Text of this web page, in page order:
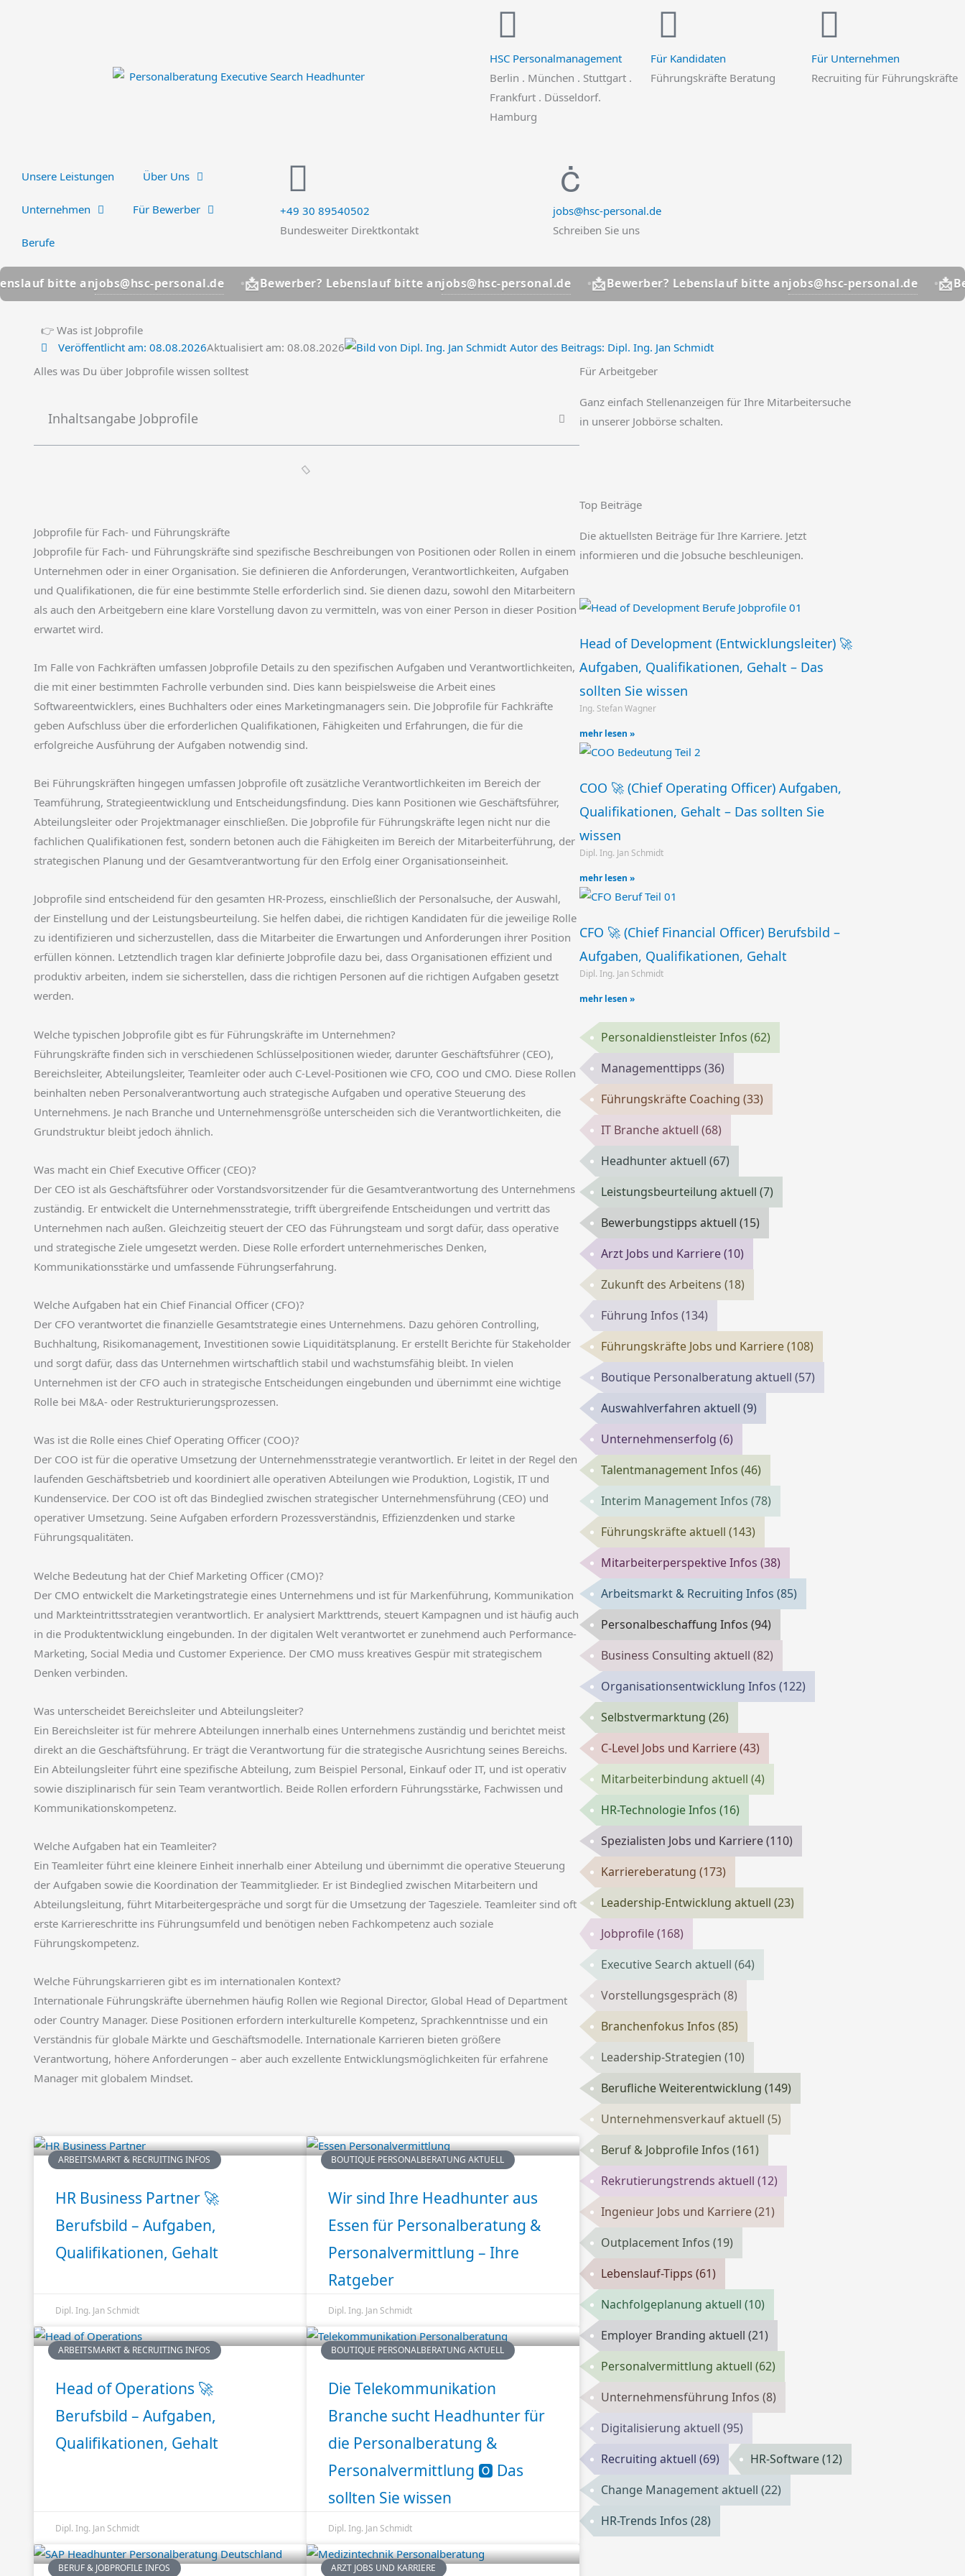
HSC Personalmanagement
Berlin . München . Stuttgart .
Frankfurt . Düsseldorf.
Hamburg
Für Kandidaten
Führungskräfte Beratung
Für Unternehmen
Recruiting für Führungskräfte
Unsere Leistungen Über Uns
Unternehmen Für Bewerber
Berufe
+49 30 89540502
Bundesweiter Direktkontakt
jobs@hsc-personal.de
Schreiben Sie uns
anjobs@hsc-personal.de 📩Bewerber? Lebenslauf bitte anjobs@hsc-personal.de 📩Bewerber? Lebenslauf bitte anjobs@hsc-personal.de 📩Bewerber?
👉 Was ist Jobprofile
Veröffentlicht am: 08.08.2026Aktualisiert am: 08.08.2026 Autor des Beitrags: Dipl. Ing. Jan Schmidt
Alles was Du über Jobprofile wissen solltest
Inhaltsangabe Jobprofile
Jobprofile für Fach- und Führungskräfte
Jobprofile für Fach- und Führungskräfte sind spezifische Beschreibungen von Positionen oder Rollen in einem
Unternehmen oder in einer Organisation. Sie definieren die Anforderungen, Verantwortlichkeiten, Aufgaben
und Qualifikationen, die für eine bestimmte Stelle erforderlich sind. Sie dienen dazu, sowohl den Mitarbeitern
als auch den Arbeitgebern eine klare Vorstellung davon zu vermitteln, was von einer Person in dieser Position
erwartet wird.
Im Falle von Fachkräften umfassen Jobprofile Details zu den spezifischen Aufgaben und Verantwortlichkeiten,
die mit einer bestimmten Fachrolle verbunden sind. Dies kann beispielsweise die Arbeit eines
Softwareentwicklers, eines Buchhalters oder eines Marketingmanagers sein. Die Jobprofile für Fachkräfte
geben Aufschluss über die erforderlichen Qualifikationen, Fähigkeiten und Erfahrungen, die für die
erfolgreiche Ausführung der Aufgaben notwendig sind.
Bei Führungskräften hingegen umfassen Jobprofile oft zusätzliche Verantwortlichkeiten im Bereich der
Teamführung, Strategieentwicklung und Entscheidungsfindung. Dies kann Positionen wie Geschäftsführer,
Abteilungsleiter oder Projektmanager einschließen. Die Jobprofile für Führungskräfte legen nicht nur die
fachlichen Qualifikationen fest, sondern betonen auch die Fähigkeiten im Bereich der Mitarbeiterführung, der
strategischen Planung und der Gesamtverantwortung für den Erfolg einer Organisationseinheit.
Jobprofile sind entscheidend für den gesamten HR-Prozess, einschließlich der Personalsuche, der Auswahl,
der Einstellung und der Leistungsbeurteilung. Sie helfen dabei, die richtigen Kandidaten für die jeweilige Rolle
zu identifizieren und sicherzustellen, dass die Mitarbeiter die Erwartungen und Anforderungen ihrer Position
erfüllen können. Letztendlich tragen klar definierte Jobprofile dazu bei, dass Organisationen effizient und
produktiv arbeiten, indem sie sicherstellen, dass die richtigen Personen auf die richtigen Aufgaben gesetzt
werden.
Welche typischen Jobprofile gibt es für Führungskräfte im Unternehmen?
Führungskräfte finden sich in verschiedenen Schlüsselpositionen wieder, darunter Geschäftsführer (CEO),
Bereichsleiter, Abteilungsleiter, Teamleiter oder auch C-Level-Positionen wie CFO, COO und CMO. Diese Rollen
beinhalten neben Personalverantwortung auch strategische Aufgaben und operative Steuerung des
Unternehmens. Je nach Branche und Unternehmensgröße unterscheiden sich die Verantwortlichkeiten, die
Grundstruktur bleibt jedoch ähnlich.
Was macht ein Chief Executive Officer (CEO)?
Der CEO ist als Geschäftsführer oder Vorstandsvorsitzender für die Gesamtverantwortung des Unternehmens
zuständig. Er entwickelt die Unternehmensstrategie, trifft übergreifende Entscheidungen und vertritt das
Unternehmen nach außen. Gleichzeitig steuert der CEO das Führungsteam und sorgt dafür, dass operative
und strategische Ziele umgesetzt werden. Diese Rolle erfordert unternehmerisches Denken,
Kommunikationsstärke und umfassende Führungserfahrung.
Welche Aufgaben hat ein Chief Financial Officer (CFO)?
Der CFO verantwortet die finanzielle Gesamtstrategie eines Unternehmens. Dazu gehören Controlling,
Buchhaltung, Risikomanagement, Investitionen sowie Liquiditätsplanung. Er erstellt Berichte für Stakeholder
und sorgt dafür, dass das Unternehmen wirtschaftlich stabil und wachstumsfähig bleibt. In vielen
Unternehmen ist der CFO auch in strategische Entscheidungen eingebunden und übernimmt eine wichtige
Rolle bei M&A- oder Restrukturierungsprozessen.
Was ist die Rolle eines Chief Operating Officer (COO)?
Der COO ist für die operative Umsetzung der Unternehmensstrategie verantwortlich. Er leitet in der Regel den
laufenden Geschäftsbetrieb und koordiniert alle operativen Abteilungen wie Produktion, Logistik, IT und
Kundenservice. Der COO ist oft das Bindeglied zwischen strategischer Unternehmensführung (CEO) und
operativer Umsetzung. Seine Aufgaben erfordern Prozessverständnis, Effizienzdenken und starke
Führungsqualitäten.
Welche Bedeutung hat der Chief Marketing Officer (CMO)?
Der CMO entwickelt die Marketingstrategie eines Unternehmens und ist für Markenführung, Kommunikation
und Markteintrittsstrategien verantwortlich. Er analysiert Markttrends, steuert Kampagnen und ist häufig auch
in die Produktentwicklung eingebunden. In der digitalen Welt verantwortet er zunehmend auch Performance-
Marketing, Social Media und Customer Experience. Der CMO muss kreatives Gespür mit strategischem
Denken verbinden.
Was unterscheidet Bereichsleiter und Abteilungsleiter?
Ein Bereichsleiter ist für mehrere Abteilungen innerhalb eines Unternehmens zuständig und berichtet meist
direkt an die Geschäftsführung. Er trägt die Verantwortung für die strategische Ausrichtung seines Bereichs.
Ein Abteilungsleiter führt eine spezifische Abteilung, zum Beispiel Personal, Einkauf oder IT, und ist operativ
sowie disziplinarisch für sein Team verantwortlich. Beide Rollen erfordern Führungsstärke, Fachwissen und
Kommunikationskompetenz.
Welche Aufgaben hat ein Teamleiter?
Ein Teamleiter führt eine kleinere Einheit innerhalb einer Abteilung und übernimmt die operative Steuerung
der Aufgaben sowie die Koordination der Teammitglieder. Er ist Bindeglied zwischen Mitarbeitern und
Abteilungsleitung, führt Mitarbeitergespräche und sorgt für die Umsetzung der Tagesziele. Teamleiter sind oft
erste Karriereschritte ins Führungsumfeld und benötigen neben Fachkompetenz auch soziale
Führungskompetenz.
Welche Führungskarrieren gibt es im internationalen Kontext?
Internationale Führungskräfte übernehmen häufig Rollen wie Regional Director, Global Head of Department
oder Country Manager. Diese Positionen erfordern interkulturelle Kompetenz, Sprachkenntnisse und ein
Verständnis für globale Märkte und Geschäftsmodelle. Internationale Karrieren bieten größere
Verantwortung, höhere Anforderungen – aber auch exzellente Entwicklungsmöglichkeiten für erfahrene
Manager mit globalem Mindset.
ARBEITSMARKT & RECRUITING INFOS
HR Business Partner 🚀
Berufsbild – Aufgaben,
Qualifikationen, Gehalt
Dipl. Ing. Jan Schmidt
BOUTIQUE PERSONALBERATUNG AKTUELL
Wir sind Ihre Headhunter aus
Essen für Personalberatung &
Personalvermittlung – Ihre
Ratgeber
Dipl. Ing. Jan Schmidt
ARBEITSMARKT & RECRUITING INFOS
Head of Operations 🚀
Berufsbild – Aufgaben,
Qualifikationen, Gehalt
Dipl. Ing. Jan Schmidt
BOUTIQUE PERSONALBERATUNG AKTUELL
Die Telekommunikation
Branche sucht Headhunter für
die Personalberatung &
Personalvermittlung 🅾️ Das
sollten Sie wissen
Dipl. Ing. Jan Schmidt
BERUF & JOBPROFILE INFOS ARZT JOBS UND KARRIERE
Für Arbeitgeber
Ganz einfach Stellenanzeigen für Ihre Mitarbeitersuche
in unserer Jobbörse schalten.
Top Beiträge
Die aktuellsten Beiträge für Ihre Karriere. Jetzt
informieren und die Jobsuche beschleunigen.
Head of Development (Entwicklungsleiter) 🚀
Aufgaben, Qualifikationen, Gehalt – Das
sollten Sie wissen
Ing. Stefan Wagner
mehr lesen »
COO 🚀 (Chief Operating Officer) Aufgaben,
Qualifikationen, Gehalt – Das sollten Sie
wissen
Dipl. Ing. Jan Schmidt
mehr lesen »
CFO 🚀 (Chief Financial Officer) Berufsbild –
Aufgaben, Qualifikationen, Gehalt
Dipl. Ing. Jan Schmidt
mehr lesen »
Personaldienstleister Infos (62)
Managementtipps (36)
Führungskräfte Coaching (33)
IT Branche aktuell (68)
Headhunter aktuell (67)
Leistungsbeurteilung aktuell (7)
Bewerbungstipps aktuell (15)
Arzt Jobs und Karriere(10)
Zukunft des Arbeitens (18)
Führung Infos (134)
Führungskräfte Jobs und Karriere(108)
Boutique Personalberatung aktuell (57)
Auswahlverfahren aktuell (9)
Unternehmenserfolg (6)
Talentmanagement Infos (46)
Interim Management Infos (78)
Führungskräfte aktuell (143)
Mitarbeiterperspektive Infos (38)
Arbeitsmarkt & Recruiting Infos (85)
Personalbeschaffung Infos (94)
Business Consulting aktuell (82)
Organisationsentwicklung Infos (122)
Selbstvermarktung (26)
C-Level Jobs und Karriere(43)
Mitarbeiterbindung aktuell (4)
HR-Technologie Infos (16)
Spezialisten Jobs und Karriere(110)
Karriereberatung (173)
Leadership-Entwicklung aktuell (23)
Jobprofile(168)
Executive Search aktuell (64)
Vorstellungsgespräch (8)
Branchenfokus Infos (85)
Leadership-Strategien (10)
Berufliche Weiterentwicklung (149)
Unternehmensverkauf aktuell (5)
Beruf & Jobprofile Infos (161)
Rekrutierungstrends aktuell (12)
Ingenieur Jobs und Karriere(21)
Outplacement Infos (19)
Lebenslauf-Tipps (61)
Nachfolgeplanung aktuell (10)
Employer Branding aktuell (21)
Personalvermittlung aktuell (62)
Unternehmensführung Infos (8)
Digitalisierung aktuell (95)
Recruiting aktuell (69) HR-Software(12)
Change Management aktuell (22)
HR-Trends Infos (28)